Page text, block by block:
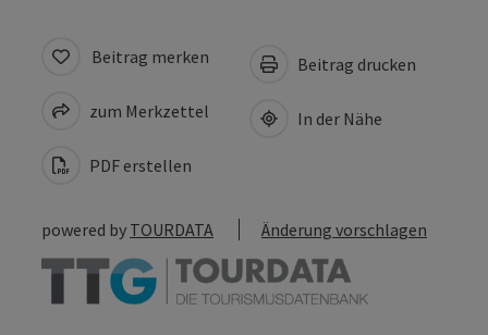
Beitrag merken
zum Merkzettel
PDF erstellen
Beitrag drucken
In der Nähe
powered by TOURDATA Änderung vorschlagen